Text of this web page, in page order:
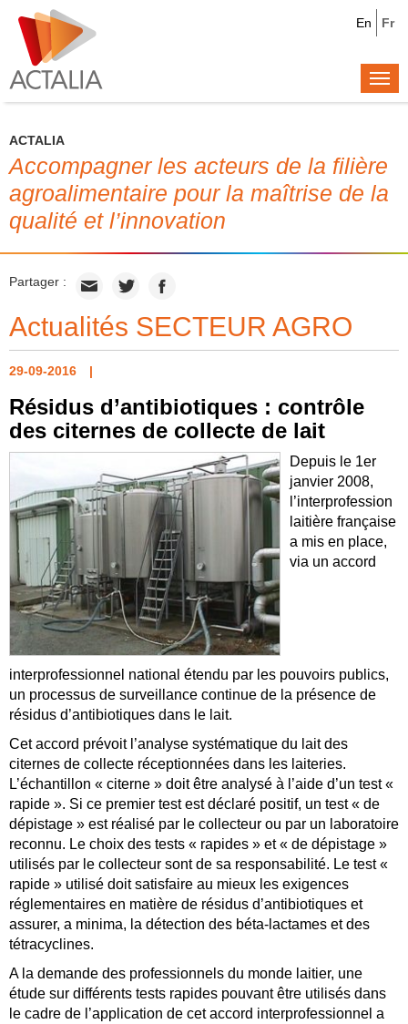
Fr
En
ACTALIA
Accompagner les acteurs de la filière
agroalimentaire pour la maîtrise de la
qualité et l’innovation
Partager :
Actualités SECTEUR AGRO
29-09-2016
Résidus d’antibiotiques : contrôle
des citernes de collecte de lait
Depuis le 1er
janvier 2008,
l’interprofession
laitière française
a mis en place,
via un accord
interprofessionnel national étendu par les pouvoirs publics,
un processus de surveillance continue de la présence de
résidus d’antibiotiques dans le lait.
Cet accord prévoit l’analyse systématique du lait des
citernes de collecte réceptionnées dans les laiteries.
L’échantillon « citerne » doit être analysé à l’aide d’un test «
rapide ». Si ce premier test est déclaré positif, un test « de
dépistage » est réalisé par le collecteur ou par un laboratoire
reconnu. Le choix des tests « rapides » et « de dépistage »
utilisés par le collecteur sont de sa responsabilité. Le test «
rapide » utilisé doit satisfaire au mieux les exigences
réglementaires en matière de résidus d’antibiotiques et
assurer, a minima, la détection des béta-lactames et des
tétracyclines.
A la demande des professionnels du monde laitier, une
étude sur différents tests rapides pouvant être utilisés dans
le cadre de l’application de cet accord interprofessionnel a